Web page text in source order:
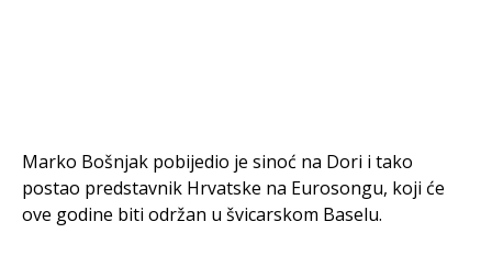
Marko Bošnjak pobijedio je sinoć na Dori i tako
postao predstavnik Hrvatske na Eurosongu, koji će
ove godine biti održan u švicarskom Baselu.